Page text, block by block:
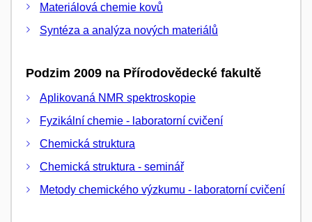
Materiálová chemie kovů
Syntéza a analýza nových materiálů
Podzim 2009 na Přírodovědecké fakultě
Aplikovaná NMR spektroskopie
Fyzikální chemie - laboratorní cvičení
Chemická struktura
Chemická struktura - seminář
Metody chemického výzkumu - laboratorní cvičení